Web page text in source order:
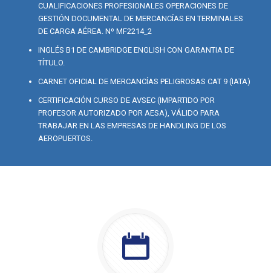
CUALIFICACIONES PROFESIONALES OPERACIONES DE
GESTIÓN DOCUMENTAL DE MERCANCÍAS EN TERMINALES
DE CARGA AÉREA. Nº MF2214_2
INGLÉS B1 DE CAMBRIDGE ENGLISH CON GARANTIA DE
TÍTULO.
CARNET OFICIAL DE MERCANCÍAS PELIGROSAS CAT 9 (IATA)
CERTIFICACIÓN CURSO DE AVSEC (IMPARTIDO POR
PROFESOR AUTORIZADO POR AESA), VÁLIDO PARA
TRABAJAR EN LAS EMPRESAS DE HANDLING DE LOS
AEROPUERTOS.